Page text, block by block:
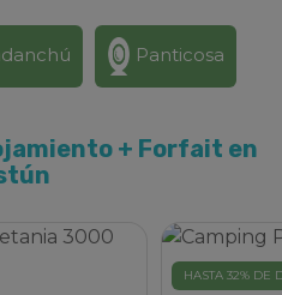
Panticosa
+ Forfait en
HASTA 32% DE